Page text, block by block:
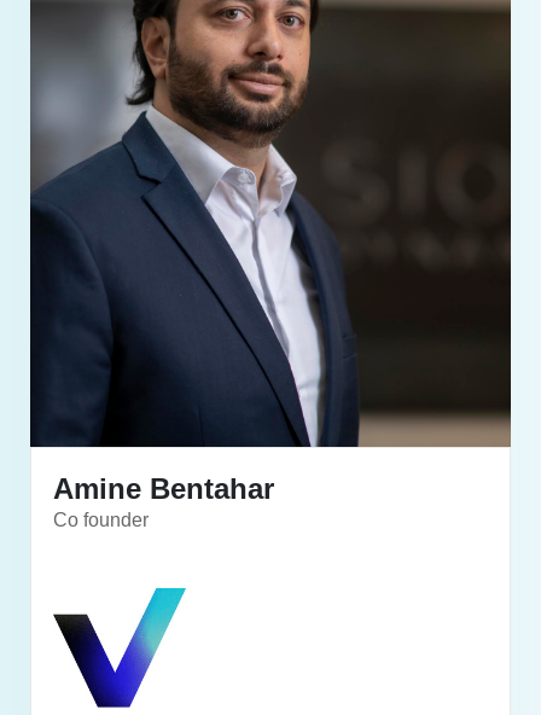
Amine Bentahar
Co founder